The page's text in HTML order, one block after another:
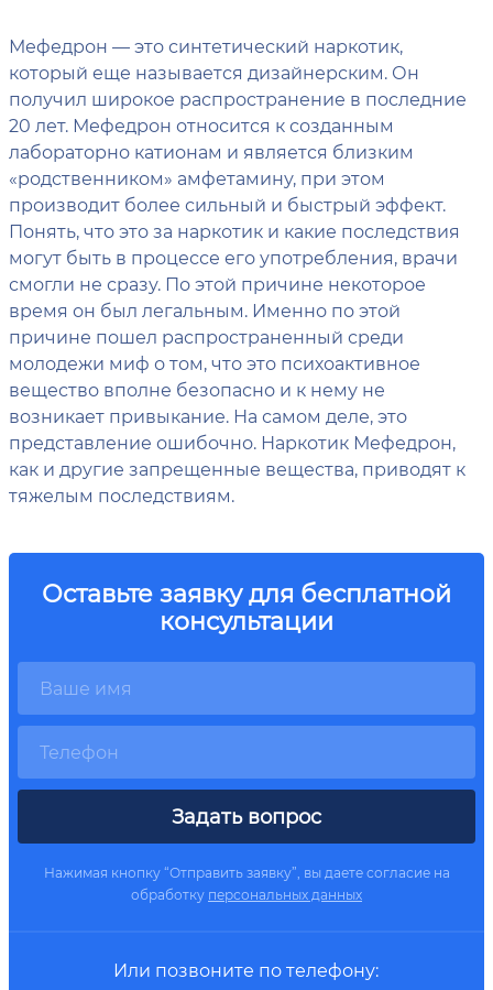
Мефедрон — это синтетический наркотик,
который еще называется дизайнерским. Он
получил широкое распространение в последние
20 лет. Мефедрон относится к созданным
лабораторно катионам и является близким
«родственником» амфетамину, при этом
производит более сильный и быстрый эффект.
Понять, что это за наркотик и какие последствия
могут быть в процессе его употребления, врачи
смогли не сразу. По этой причине некоторое
время он был легальным. Именно по этой
причине пошел распространенный среди
молодежи миф о том, что это психоактивное
вещество вполне безопасно и к нему не
возникает привыкание. На самом деле, это
представление ошибочно. Наркотик Мефедрон,
как и другие запрещенные вещества, приводят к
тяжелым последствиям.
Оставьте заявку для бесплатной
консультации
Задать вопрос
Нажимая кнопку “Отправить заявку”, вы даете согласие на
обработку персональных данных
Или позвоните по телефону: